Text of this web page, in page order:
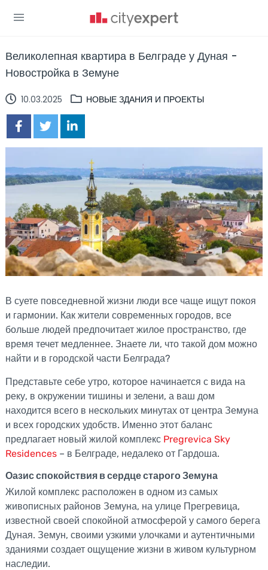
Великолепная квартира в Белграде у Дуная -
Новостройка в Земуне
10.03.2025 НОВЫЕ ЗДАНИЯ И ПРОЕКТЫ
В суете повседневной жизни люди все чаще ищут покоя
и гармонии. Как жители современных городов, все
больше людей предпочитает жилое пространство, где
время течет медленнее. Знаете ли, что такой дом можно
найти и в городской части Белграда?
Представьте себе утро, которое начинается с вида на
реку, в окружении тишины и зелени, а ваш дом
находится всего в нескольких минутах от центра Земуна
и всех городских удобств. Именно этот баланс
предлагает новый жилой комплекс Pregrevica Sky
Residences– в Белграде, недалеко от Гардоша.
Оазис спокойствия в сердце старого Земуна
Жилой комплекс расположен в одном из самых
живописных районов Земуна, на улице Прегревица,
известной своей спокойной атмосферой у самого берега
Дуная. Земун, своими узкими улочками и аутентичными
зданиями создает ощущение жизни в живом культурном
наследии.